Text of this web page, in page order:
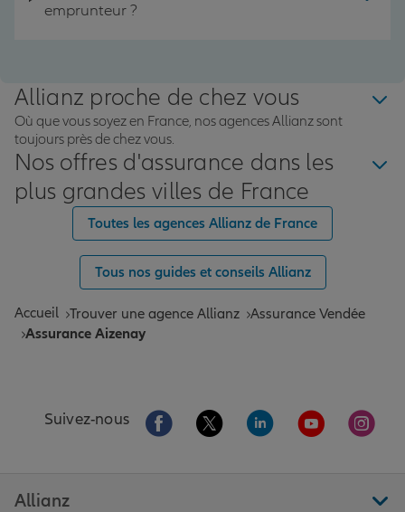
emprunteur ?
Allianz proche de chez vous
Où que vous soyez en France, nos agences Allianz sont
toujours près de chez vous.
Nos offres d'assurance dans les
plus grandes villes de France
Toutes les agences Allianz de France
Tous nos guides et conseils Allianz
Accueil Trouver une agence Allianz Assurance Vendée
Assurance Aizenay
Suivez-nous Aller sur la page Facebook de Allianz
Aller sur la page Twitter de
Aller sur la page
Aller sur la
Aller
Allianz